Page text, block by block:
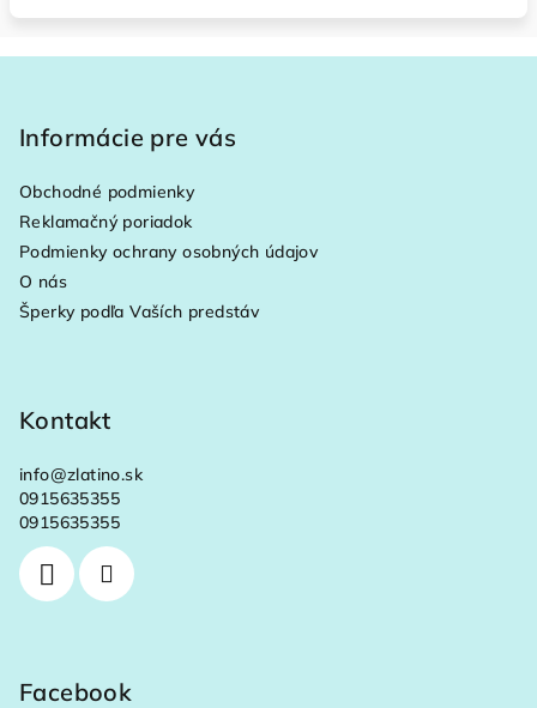
Informácie pre vás
Obchodné podmienky
Reklamačný poriadok
Podmienky ochrany osobných údajov
O nás
Šperky podľa Vaších predstáv
Kontakt
info@zlatino.sk
0915635355
0915635355
Facebook